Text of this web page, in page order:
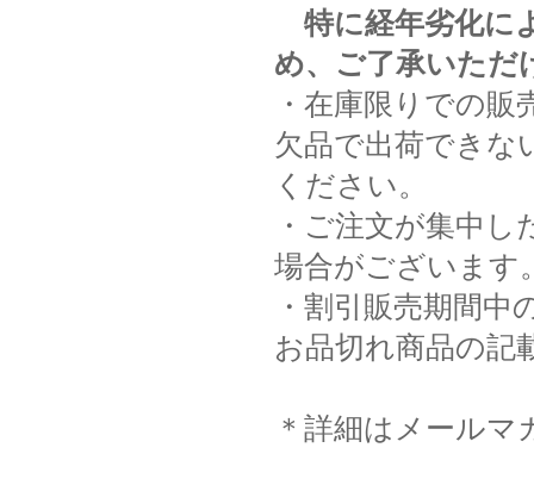
特に経年劣化に
め、ご了承いただ
・在庫限りでの
欠品で出荷できな
ください。
・ご注文が集中
場合がございます
・割引販売期間
お品切れ商品の記
＊詳細はメール